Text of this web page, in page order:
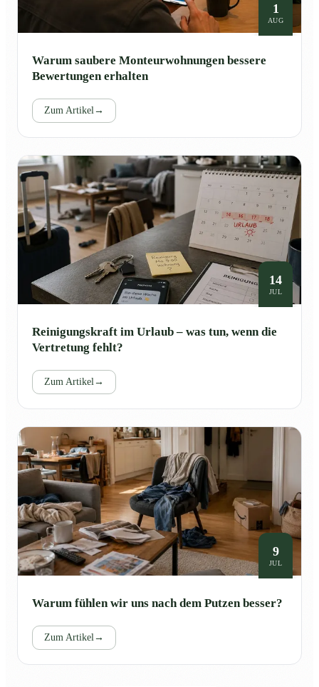
1
AUG
Warum saubere Monteurwohnungen bessere
Bewertungen erhalten
Zum Artikel→
14
JUL
Reinigungskraft im Urlaub – was tun, wenn die
Vertretung fehlt?
Zum Artikel→
9
JUL
Warum fühlen wir uns nach dem Putzen besser?
Zum Artikel→